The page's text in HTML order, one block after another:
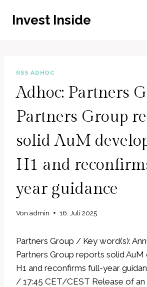
InhaltInvest Inside
RSS ADHOC
Adhoc: Partners
Partners Group
solid AuM
H1 and
year guidance
Von admin 16. Juli 2025
Partners Group / Key word(s):
Partners Group reports solid
H1 and reconfirms full-year
/ 17:45 CET/CEST Release of an